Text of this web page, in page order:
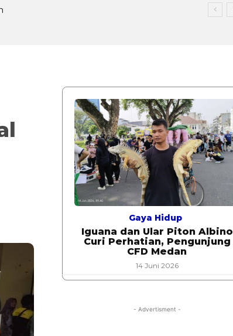
Gaya Hidup
Iguana dan Ular Piton Albino
Curi Perhatian, Pengunjung
CFD Medan
14 Juni 2026
- Advertisment -